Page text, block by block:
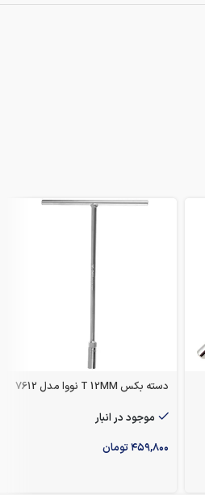
دسته بکس T 12MM نووا مدل 7612
موجود در انبار
۴۵۹,۸۰۰تومان